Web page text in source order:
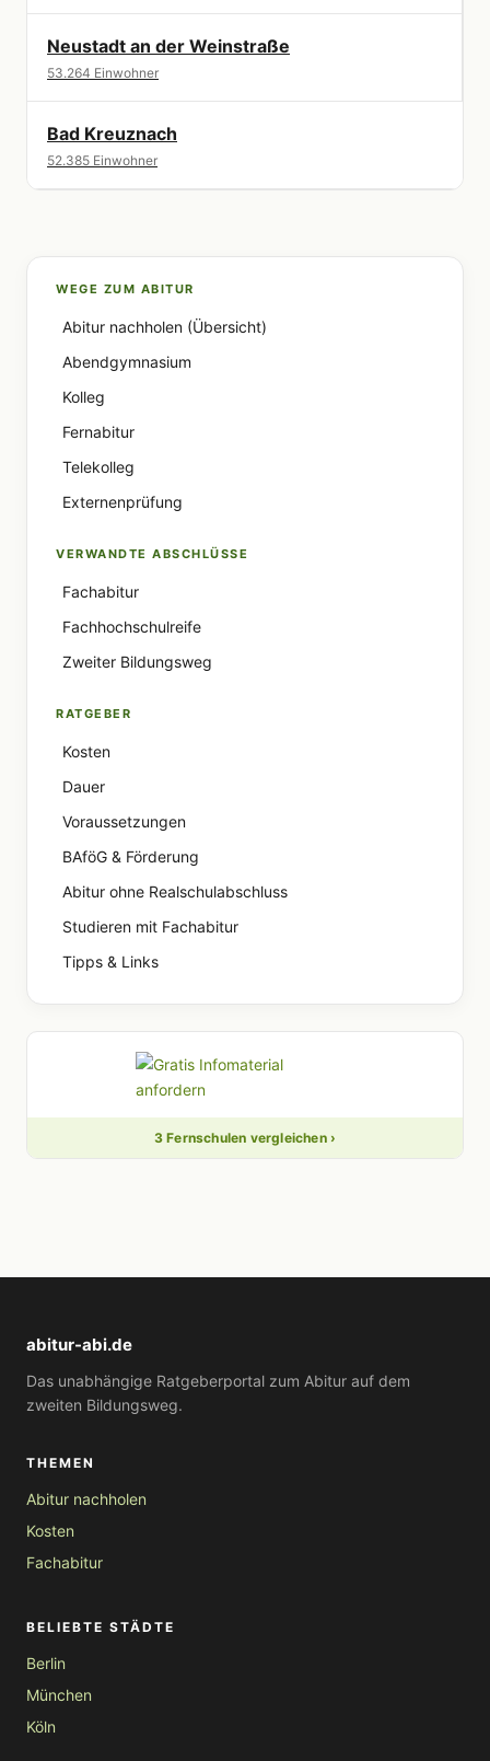
Neustadt an der Weinstraße
53.264 Einwohner
Bad Kreuznach
52.385 Einwohner
WEGE ZUM ABITUR
Abitur nachholen (Übersicht)
Abendgymnasium
Kolleg
Fernabitur
Telekolleg
Externenprüfung
VERWANDTE ABSCHLÜSSE
Fachabitur
Fachhochschulreife
Zweiter Bildungsweg
RATGEBER
Kosten
Dauer
Voraussetzungen
BAföG & Förderung
Abitur ohne Realschulabschluss
Studieren mit Fachabitur
Tipps & Links
3 Fernschulen vergleichen ›
abitur-abi.de
Das unabhängige Ratgeberportal zum Abitur auf dem
zweiten Bildungsweg.
THEMEN
Abitur nachholen
Kosten
Fachabitur
BELIEBTE STÄDTE
Berlin
München
Köln